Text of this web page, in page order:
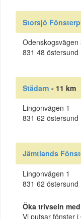
Storsjö
Odenskogsvägen
831 48 östersund
Städarn - 11 km
Lingonvägen 1
831 62 östersund
Jämtlands
Lingonvägen 1
831 62 östersund
Öka trivseln
Vi putsar fönster